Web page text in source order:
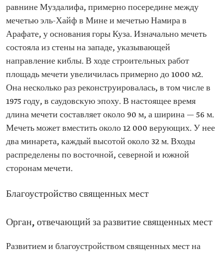
равнине Муздалифа, примерно посередине между
мечетью эль-Хайф в Мине и мечетью Намира в
Арафате, у основания горы Куза. Изначально мечеть
состояла из стены на западе, указывающей
направление киблы. В ходе строительных работ
площадь мечети увеличилась примерно до 1000 м2.
Она несколько раз реконструировалась, в том числе в
1975 году, в саудовскую эпоху. В настоящее время
длина мечети составляет около 90 м, а ширина — 56 м.
Мечеть может вместить около 12 000 верующих. У нее
два минарета, каждый высотой около 32 м. Входы
распределены по восточной, северной и южной
сторонам мечети.
Благоустройство священных мест
Орган, отвечающий за развитие священных мест
Развитием и благоустройством священных мест на